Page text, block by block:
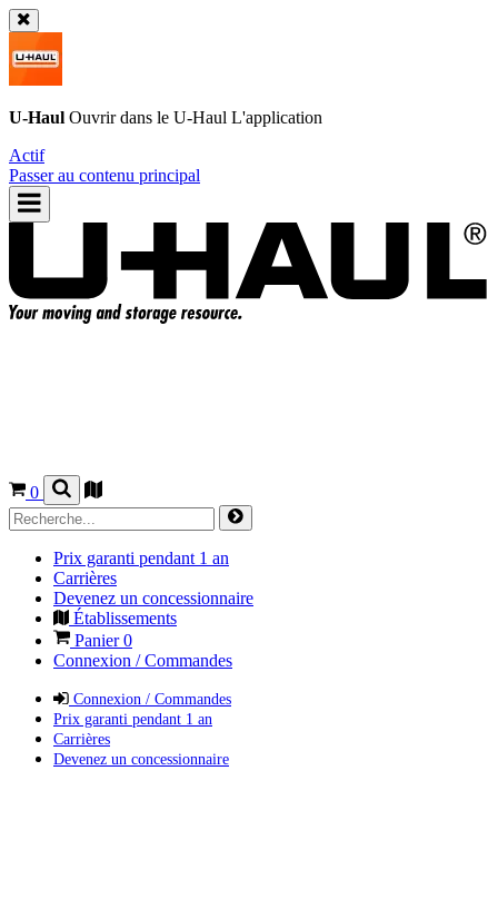
U-Haul Ouvrir dans le U-Haul L'application
Actif
Passer au contenu principal
0
Prix garanti pendant 1 an
Carrières
Devenez un concessionnaire
Établissements
Panier0
Connexion / Commandes
Connexion / Commandes
Prix garanti pendant 1 an
Carrières
Devenez un concessionnaire